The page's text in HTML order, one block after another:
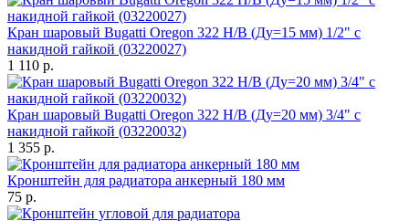
Кран шаровый Bugatti Oregon 322 Н/В (Ду=15 мм) 1/2" с
накидной гайкой (03220027)
1 110 р.
Кран шаровый Bugatti Oregon 322 Н/В (Ду=20 мм) 3/4" с
накидной гайкой (03220032)
1 355 р.
Кронштейн для радиатора анкерный 180 мм
75 р.